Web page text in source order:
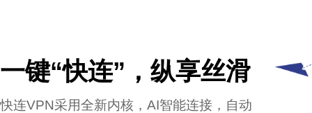
一键“快连”，纵享丝滑
快连VPN采用全新内核，AI智能连接，自动